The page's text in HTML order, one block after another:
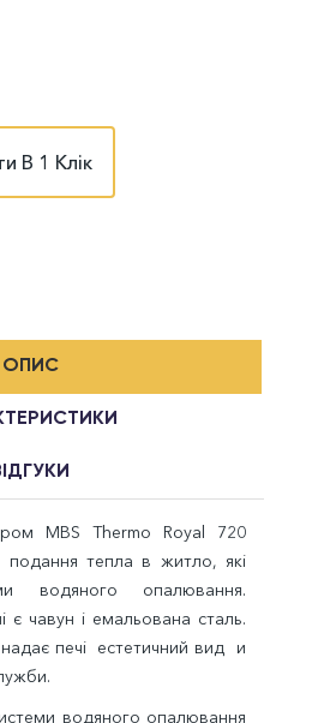
В 1 Клік
ОПИС
MBS Thermo Royal 720
подання тепла в житло, які
водяного опалювання.
є чавун і емальована сталь.
печі естетичний вид и
водяного опалювання